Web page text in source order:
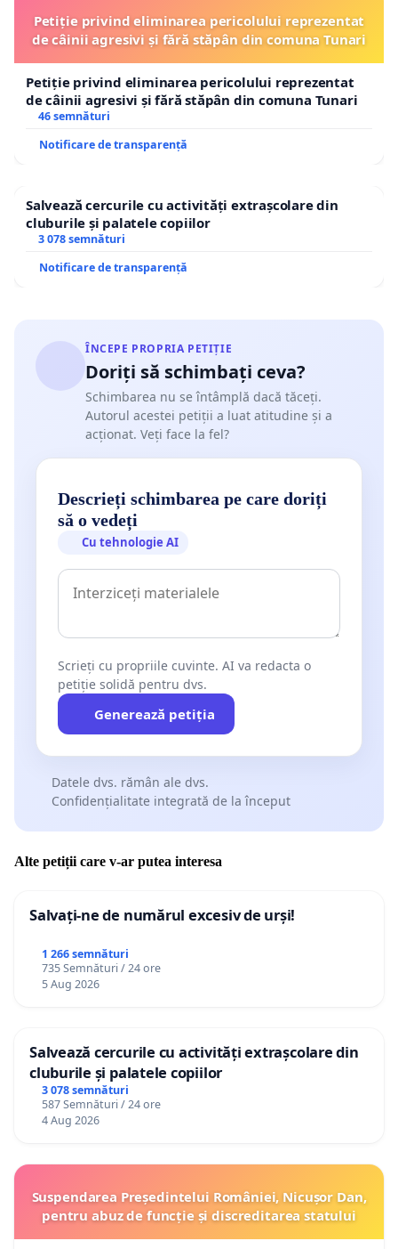
Petiție privind eliminarea pericolului reprezentat
de câinii agresivi și fără stăpân din comuna Tunari
Petiție privind eliminarea pericolului reprezentat
de câinii agresivi și fără stăpân din comuna Tunari
46 semnături
Notificare de transparență
Salvează cercurile cu activități extrașcolare din
cluburile și palatele copiilor
3 078 semnături
Notificare de transparență
ÎNCEPE PROPRIA PETIȚIE
Doriți să schimbați ceva?
Schimbarea nu se întâmplă dacă tăceți.
Autorul acestei petiții a luat atitudine și a
acționat. Veți face la fel?
Descrieți schimbarea pe care doriți
să o vedeți
Cu tehnologie AI
Scrieți cu propriile cuvinte. AI va redacta o
petiție solidă pentru dvs.
Generează petiția
Datele dvs. rămân ale dvs.
Confidențialitate integrată de la început
Alte petiții care v-ar putea interesa
Salvați-ne de numărul excesiv de urși!
1 266 semnături
735 Semnături / 24 ore
5 Aug 2026
Salvează cercurile cu activități extrașcolare din
cluburile și palatele copiilor
3 078 semnături
587 Semnături / 24 ore
4 Aug 2026
Suspendarea Președintelui României, Nicușor Dan,
pentru abuz de funcție și discreditarea statului